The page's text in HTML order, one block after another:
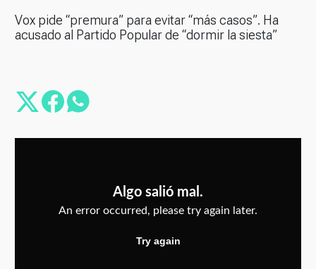
Vox pide “premura” para evitar “más casos”. Ha
acusado al Partido Popular de “dormir la siesta”